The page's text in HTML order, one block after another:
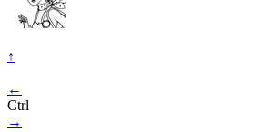
↑
←
Ctrl
→